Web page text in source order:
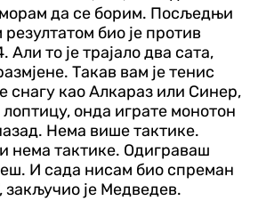
да се борим. Посљедњи
био је против
Али то је трајало два сата,
Такав вам је тенис
снагу као Алкараз или Синер,
онда играте монотон
Нема више тактике.
нема тактике. Одиграваш
И сада нисам био спреман
закључио је Медведев.